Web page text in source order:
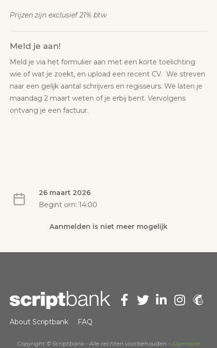
Prijzen zijn exclusief 21% btw
Meld je aan!
Meld je via het formulier aan met een korte toelichting
wie of wat je zoekt, en upload een recent CV. We streven
naar een gelijk aantal schrijvers en regisseurs. We laten je
maandag 2 maart weten of je erbij bent. Vervolgens
ontvang je een factuur.
26 maart 2026
Begint om: 14:00
Aanmelden is niet meer mogelijk
About Scriptbank FAQ
Copyright © Scriptbank - Alle rechten voorbehouden - Algemene